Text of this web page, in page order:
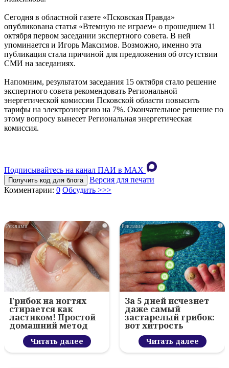
Сегодня в областной газете «Псковская Правда»
опубликована статья «Втемную не играем» о прошедшем 11
октября первом заседании экспертного совета. В ней
упоминается и Игорь Максимов. Возможно, именно эта
публикация стала причиной для предложения об отсутствии
СМИ на заседаниях.
Напомним, результатом заседания 15 октября стало решение
экспертного совета рекомендовать Региональной
энергетической комиссии Псковской области повысить
тарифы на электроэнергию на 7%. Окончательное решение по
этому вопросу вынесет Региональная энергетическая
комиссия.
Подписывайтесь на канал ПАИ в MAХ
Получить код для блога
Версия для печати
Комментарии: 0 Обсудить >>>
i
Грибок на ногтях
стирается как
ластиком! Простой
домашний метод
Читать далее
i
За 5 дней исчезнет
даже самый
застарелый грибок:
вот хитрость
Читать далее